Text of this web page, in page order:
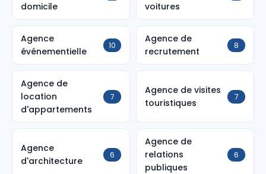
domicile
voitures
Agence
événementielle
10
Agence de
recrutement
8
Agence de
location
d'appartements
7
Agence de visites
touristiques
7
Agence
d'architecture
6
Agence de
relations
publiques
6